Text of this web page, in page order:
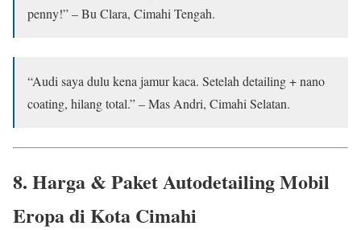
penny!” – Bu Clara, Cimahi Tengah.
“Audi saya dulu kena jamur kaca. Setelah detailing + nano
coating, hilang total.” – Mas Andri, Cimahi Selatan.
8. Harga & Paket Autodetailing Mobil
Eropa di Kota Cimahi